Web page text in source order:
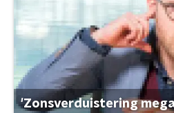
'Zonsverduistering